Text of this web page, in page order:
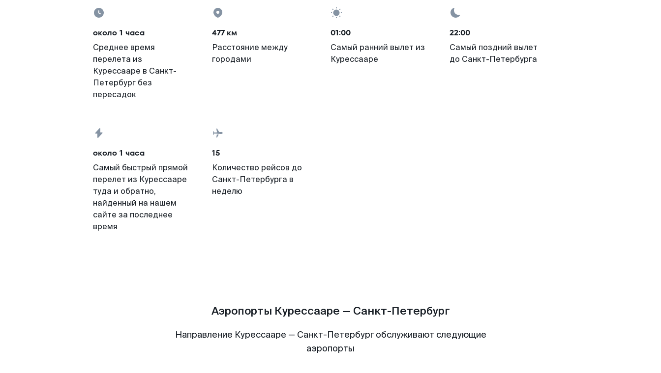
около 1 часа
Среднее время
перелета из
Курессааре в Санкт-
Петербург без
пересадок
477 км
Расстояние между
городами
01:00
Самый ранний вылет из
Курессааре
22:00
Самый поздний вылет
до Санкт-Петербурга
около 1 часа
Самый быстрый прямой
перелет из Курессааре
туда и обратно,
найденный на нашем
сайте за последнее
время
15
Количество рейсов до
Санкт-Петербурга в
неделю
Аэропорты Курессааре — Санкт-Петербург
Направление Курессааре — Санкт-Петербург обслуживают следующие
аэропорты